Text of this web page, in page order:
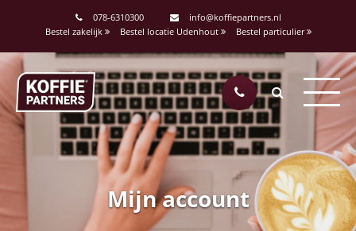
078-6310300
info@koffiepartners.nl
Bestel zakelijk
Bestel locatie Udenhout Bestel particulier
Mijn account